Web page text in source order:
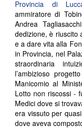
Provincia di
ammiratore di
Andrea
dedizione, è riuscito
e a dare vita alla
in Provincia, nel
straordinaria
l’ambizioso
Manicomio al
Lotto non riscossi -
Medici dove si
era vissuto per
dove aveva